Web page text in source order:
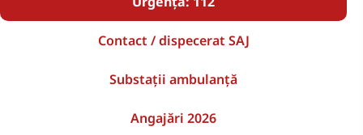
Contact / dispecerat SAJ
Substații ambulanță
Angajări 2026